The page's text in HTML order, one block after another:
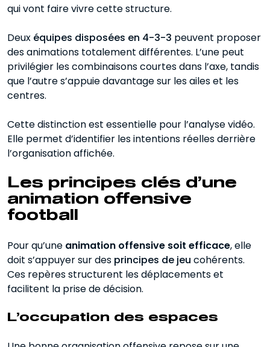
qui vont faire vivre cette structure.
Deux équipes disposées en 4-3-3 peuvent proposer
des animations totalement différentes. L’une peut
privilégier les combinaisons courtes dans l’axe, tandis
que l’autre s’appuie davantage sur les ailes et les
centres.
Cette distinction est essentielle pour l’analyse vidéo.
Elle permet d’identifier les intentions réelles derrière
l’organisation affichée.
Les principes clés d’une
animation offensive
football
Pour qu’une animation offensive soit efficace, elle
doit s’appuyer sur des principes de jeu cohérents.
Ces repères structurent les déplacements et
facilitent la prise de décision.
L’occupation des espaces